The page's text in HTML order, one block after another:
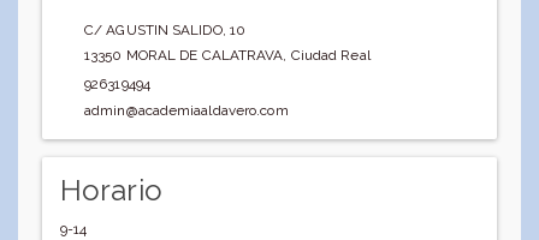
C/ AGUSTIN SALIDO, 10
13350 MORAL DE CALATRAVA, Ciudad Real
926319494
admin@academiaaldavero.com
Horario
9-14